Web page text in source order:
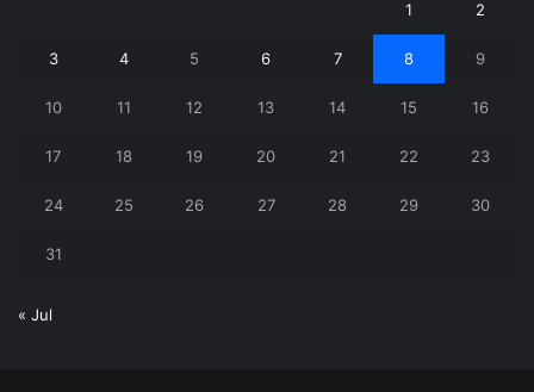
1 2
3 4 5 6 7 8 9
10 11 12 13 14 15 16
17 18 19 20 21 22 23
24 25 26 27 28 29 30
31
« Jul